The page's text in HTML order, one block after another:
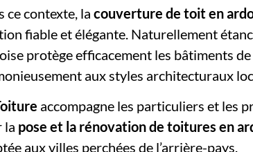
ce contexte, lacouverture de toit en
fiable et élégante. Naturellement
protège efficacement les bâtiments
aux styles architecturaux
accompagne les particuliers et les
la pose et la rénovation de toitures en
aux villes perchées de l’arrière-pays.